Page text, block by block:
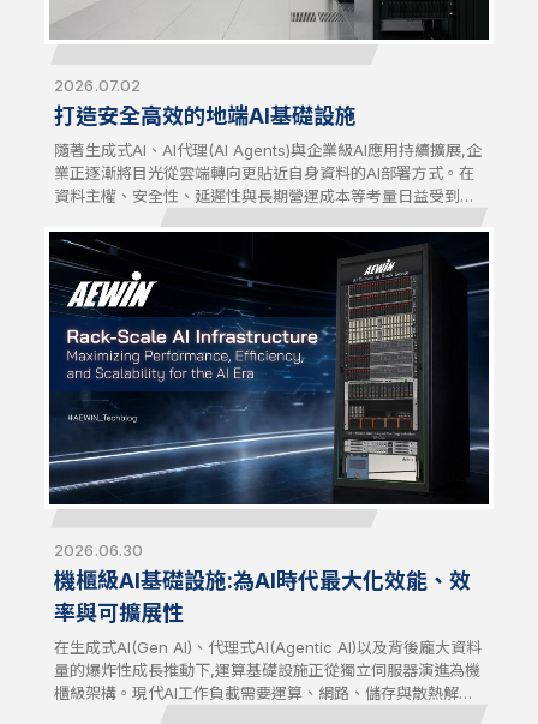
2026.07.02
打造安全高效的地端AI基礎設施
隨著生成式AI、AI代理(AI Agents)與企業級AI應用持續擴展,企
業正逐漸將目光從雲端轉向更貼近自身資料的AI部署方式。在
資料主權、安全性、延遲性與長期營運成本等考量日益受到重
高掌控力、效能與可擴展性的策略性選擇。
2026.06.30
機櫃級AI基礎設施:為AI時代最大化效能、效
率與可擴展性
在生成式AI(Gen AI)、代理式AI(Agentic AI)以及背後龐大資料
量的爆炸性成長推動下,運算基礎設施正從獨立伺服器演進為機
櫃級架構。現代AI工作負載需要運算、網路、儲存與散熱解決